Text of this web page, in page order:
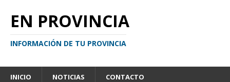
EN PROVINCIA
INFORMACIÓN DE TU PROVINCIA
INICIO NOTICIAS CONTACTO